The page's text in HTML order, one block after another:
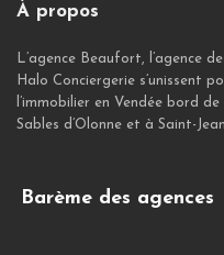
À propos
L’agence Beaufort, l’agence
Halo Conciergerie s’unissent
l’immobilier en Vendée bord
Sables d’Olonne et à Saint-
Barème des agences